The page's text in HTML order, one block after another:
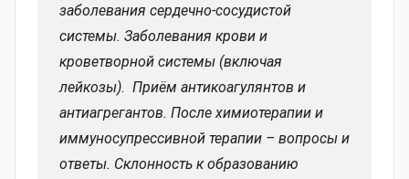
заболевания сердечно-сосудистой
системы. Заболевания крови и
кроветворной системы (включая
лейкозы). Приём антикоагулянтов и
антиагрегантов. После химиотерапии и
иммуносупрессивной терапии – вопросы и
ответы. Склонность к образованию